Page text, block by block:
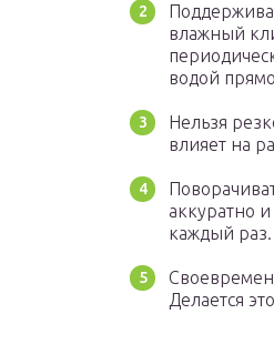
влажный
водой
Нельзя
влияет на
аккуратно
каждый раз.
Делается